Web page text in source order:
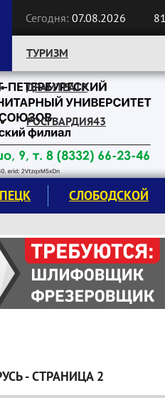
Сегодня: 07.08.2026
ТУРИЗМ
ДРАМТЕАТР
РОСГВАРДИЯ43
СЛОБОДСКОЙ
- СТРАНИЦА 2